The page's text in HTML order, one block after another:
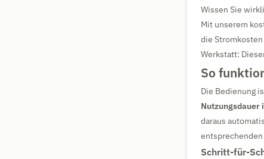
Wissen Sie
Mit unserem
die
Werkstatt:
So
Die Bedienung
Nutzungsdauer
daraus
Schritt-für-